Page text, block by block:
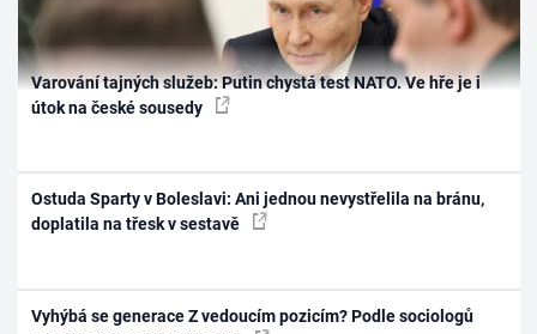
Varování tajných služeb: Putin chystá test NATO. Ve hře je i
útok na české sousedy
Ostuda Sparty v Boleslavi: Ani jednou nevystřelila na bránu,
doplatila na třesk v sestavě
Vyhýbá se generace Z vedoucím pozicím? Podle sociologů